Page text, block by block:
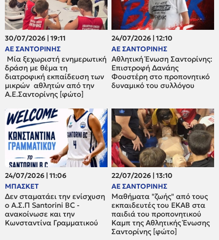
30/07/2026 | 19:11
ΑΕ ΣΑΝΤΟΡΙΝΗΣ
Μία ξεχωριστή ενημερωτική
δράση με θέμα τη
διατροφική εκπαίδευση των
μικρών αθλητών από την
Α.Ε.Σαντορίνης [φώτο]
24/07/2026 | 12:10
ΑΕ ΣΑΝΤΟΡΙΝΗΣ
Αθλητική Ένωση Σαντορίνης:
Επιστροφή Δανάης
Φουστέρη στο προπονητικό
δυναμικό του συλλόγου
24/07/2026 | 11:06
ΜΠΑΣΚΕΤ
Δεν σταματάει την ενίσχυση
ο A.Σ.Π Santorini BC -
ανακοίνωσε και την
Κωνσταντίνα Γραμματικού
22/07/2026 | 13:10
ΑΕ ΣΑΝΤΟΡΙΝΗΣ
Μαθήματα "ζωής" από τους
εκπαιδευτές του ΕΚΑΒ στα
παιδιά του προπονητικού
Καμπ της Αθλητικής Ένωσης
Σαντορίνης [φώτο]